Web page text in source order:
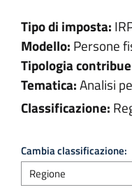
Tipo di imposta:
Modello: Persone
Tipologia
Tematica:Analisi
Classificazione:
Cambia classificazione: